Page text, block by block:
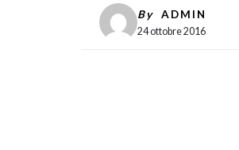
By ADMIN
24 ottobre 2016